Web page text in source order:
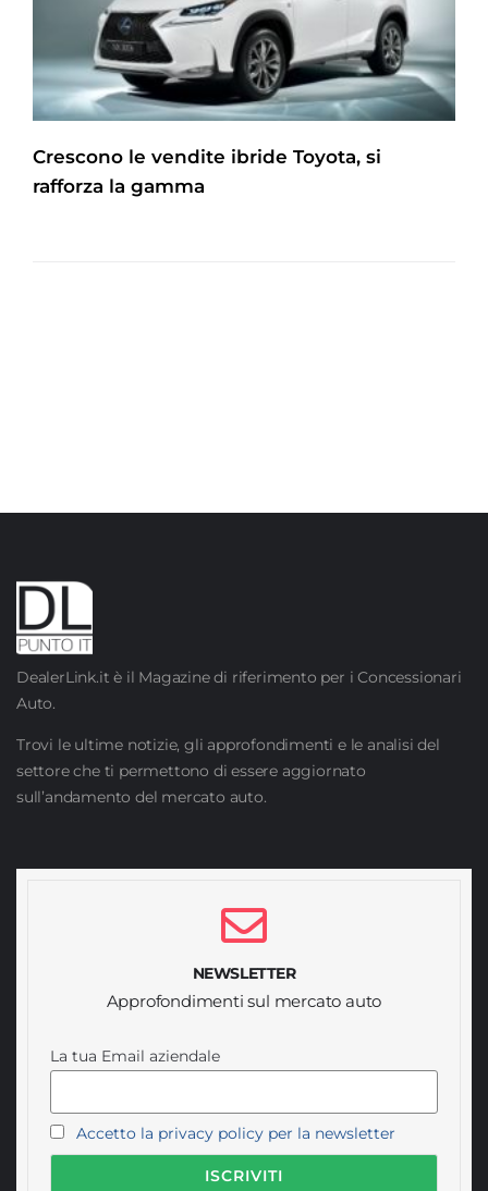
Crescono le vendite ibride Toyota, si
rafforza la gamma
DealerLink.it è il Magazine di riferimento per i Concessionari
Auto.
Trovi le ultime notizie, gli approfondimenti e le analisi del
settore che ti permettono di essere aggiornato
sull’andamento del mercato auto.
NEWSLETTER
Approfondimenti sul mercato auto
La tua Email aziendale
Accetto la privacy policy per la newsletter